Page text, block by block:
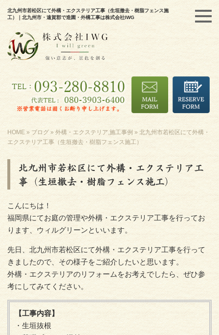
北九州市若松区にて外構・エクステリア工事（生垣撤去・樹脂フェンス施
工）｜北九州市・遠賀郡で造園・外構工事は株式会社IWG
HOME » ブログ » 外構・エクステリア,施工事例 » 北九州市若松区にて外構・
エクステリア工事（生垣撤去・樹脂フェンス施工）
北九州市若松区にて外構・エクステリア工
事（生垣撤去・樹脂フェンス施工）
こんにちは！
福岡県にてお庭の管理や外構・エクステリア工事を行ってお
ります、ウィルグリーンといいます。
先日、北九州市若松区にて外構・エクステリア工事を行って
きましたので、その様子をご紹介したいと思います。
外構・エクステリアのリフォームをお考えでしたら、ぜひ参
考にしてみてください。
【工事内容】
・生垣抜根